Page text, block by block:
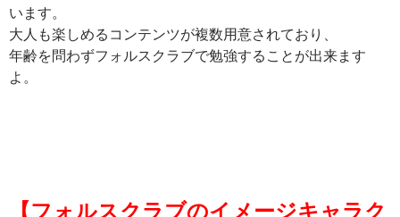
います。
大人も楽しめるコンテンツが複数用意されており、
年齢を問わずフォルスクラブで勉強することが出来ます
よ。
【フォルスクラブのイメージキャラク